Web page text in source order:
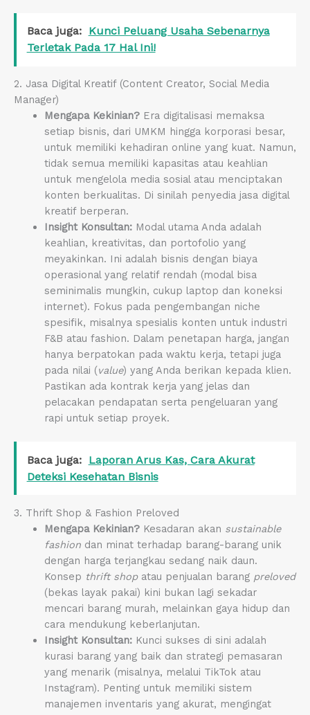
Baca juga:
Kunci Peluang Usaha Sebenarnya
Terletak Pada 17 Hal Ini!
2. Jasa Digital Kreatif (Content Creator, Social Media
Manager)
Mengapa Kekinian?Era digitalisasi memaksa
setiap bisnis, dari UMKM hingga korporasi besar,
untuk memiliki kehadiran online yang kuat. Namun,
tidak semua memiliki kapasitas atau keahlian
untuk mengelola media sosial atau menciptakan
konten berkualitas. Di sinilah penyedia jasa digital
kreatif berperan.
Insight Konsultan:Modal utama Anda adalah
keahlian, kreativitas, dan portofolio yang
meyakinkan. Ini adalah bisnis dengan biaya
operasional yang relatif rendah (modal bisa
seminimalis mungkin, cukup laptop dan koneksi
internet). Fokus pada pengembangan niche
spesifik, misalnya spesialis konten untuk industri
F&B atau fashion. Dalam penetapan harga, jangan
hanya berpatokan pada waktu kerja, tetapi juga
pada nilai (value) yang Anda berikan kepada klien.
Pastikan ada kontrak kerja yang jelas dan
pelacakan pendapatan serta pengeluaran yang
rapi untuk setiap proyek.
Baca juga:
Laporan Arus Kas, Cara Akurat
Deteksi Kesehatan Bisnis
3. Thrift Shop & Fashion Preloved
Mengapa Kekinian?Kesadaran akan sustainable
fashiondan minat terhadap barang-barang unik
dengan harga terjangkau sedang naik daun.
Konsep thrift shopatau penjualan barang preloved
(bekas layak pakai) kini bukan lagi sekadar
mencari barang murah, melainkan gaya hidup dan
cara mendukung keberlanjutan.
Insight Konsultan:Kunci sukses di sini adalah
kurasi barang yang baik dan strategi pemasaran
yang menarik (misalnya, melalui TikTok atau
Instagram). Penting untuk memiliki sistem
manajemen inventaris yang akurat, mengingat